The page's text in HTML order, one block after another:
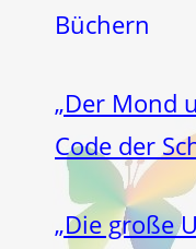
Büchern
„Der Mond
Code der
„Die große